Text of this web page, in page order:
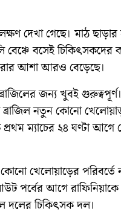
দেখা গেছে। মাঠ
বেঞ্চে বসেই চিকিৎসকদের
আশা আরও বেড়েছে।
জন্য খুবই
ব্রাজিল নতুন কোনো
ম্যাচের ২৪ ঘণ্টা আগে
খেলোয়াড়ের পরিবর্তে
পর্বের আগে
দলের চিকিৎসক দল।